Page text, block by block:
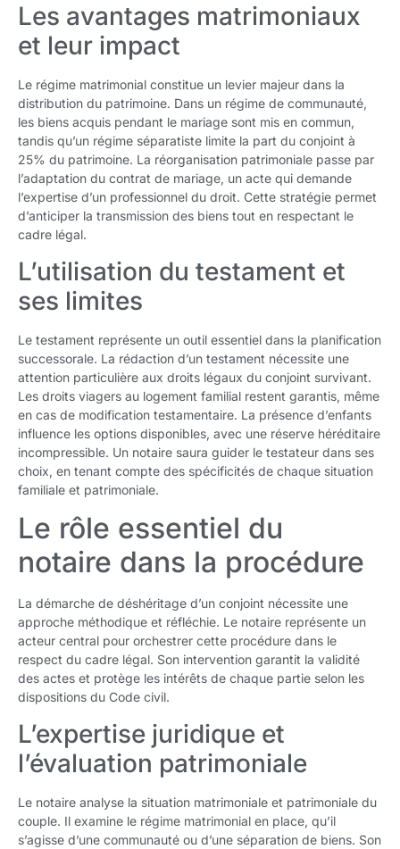
Les avantages matrimoniaux
et leur impact
Le régime matrimonial constitue un levier majeur dans la
distribution du patrimoine. Dans un régime de communauté,
les biens acquis pendant le mariage sont mis en commun,
tandis qu’un régime séparatiste limite la part du conjoint à
25% du patrimoine. La réorganisation patrimoniale passe par
l’adaptation du contrat de mariage, un acte qui demande
l’expertise d’un professionnel du droit. Cette stratégie permet
d’anticiper la transmission des biens tout en respectant le
cadre légal.
L’utilisation du testament et
ses limites
Le testament représente un outil essentiel dans la planification
successorale. La rédaction d’un testament nécessite une
attention particulière aux droits légaux du conjoint survivant.
Les droits viagers au logement familial restent garantis, même
en cas de modification testamentaire. La présence d’enfants
influence les options disponibles, avec une réserve héréditaire
incompressible. Un notaire saura guider le testateur dans ses
choix, en tenant compte des spécificités de chaque situation
familiale et patrimoniale.
Le rôle essentiel du
notaire dans la procédure
La démarche de déshéritage d’un conjoint nécessite une
approche méthodique et réfléchie. Le notaire représente un
acteur central pour orchestrer cette procédure dans le
respect du cadre légal. Son intervention garantit la validité
des actes et protège les intérêts de chaque partie selon les
dispositions du Code civil.
L’expertise juridique et
l’évaluation patrimoniale
Le notaire analyse la situation matrimoniale et patrimoniale du
couple. Il examine le régime matrimonial en place, qu’il
s’agisse d’une communauté ou d’une séparation de biens. Son